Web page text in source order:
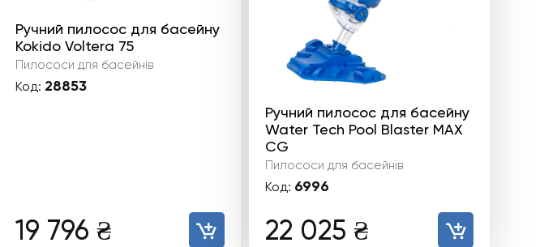
Ручний пилосос для басейну
Kokido Voltera 75
Пилососи для басейнів
Код: 28853
19 796 ₴
Ручний пилосос для басейну
Water Tech Pool Blaster MAX
CG
Пилососи для басейнів
Код: 6996
22 025 ₴